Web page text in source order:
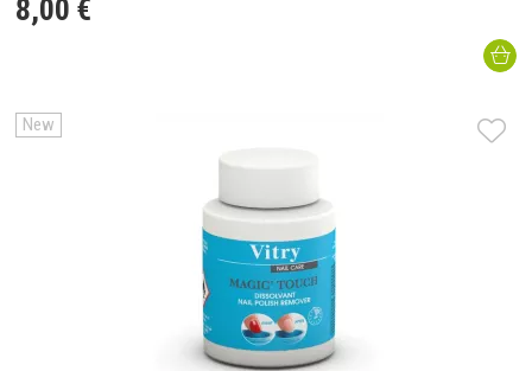
8,00 €
New